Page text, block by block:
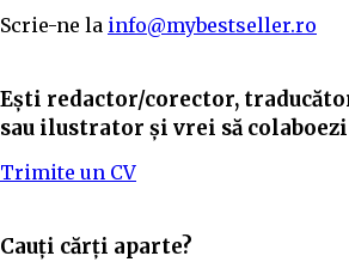
Scrie-ne la info@mybestseller.ro
Ești redactor/corector,
sau ilustrator și vrei să colaboezi
Trimite un CV
Cauți cărți aparte?